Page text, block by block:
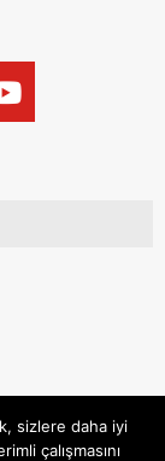
sizlere daha iyi
çalışmasını